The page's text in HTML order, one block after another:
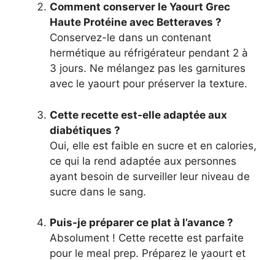
Comment conserver le Yaourt Grec
Haute Protéine avec Betteraves ?
Conservez-le dans un contenant
hermétique au réfrigérateur pendant 2 à
3 jours. Ne mélangez pas les garnitures
avec le yaourt pour préserver la texture.
Cette recette est-elle adaptée aux
diabétiques ?
Oui, elle est faible en sucre et en calories,
ce qui la rend adaptée aux personnes
ayant besoin de surveiller leur niveau de
sucre dans le sang.
Puis-je préparer ce plat à l’avance ?
Absolument ! Cette recette est parfaite
pour le meal prep. Préparez le yaourt et